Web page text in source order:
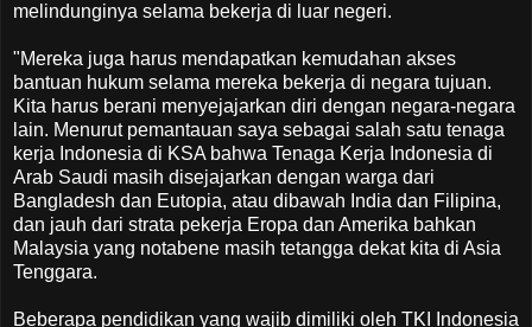
melindunginya selama bekerja di luar negeri.
"Mereka juga harus mendapatkan kemudahan akses
bantuan hukum selama mereka bekerja di negara tujuan.
Kita harus berani menyejajarkan diri dengan negara-negara
lain. Menurut pemantauan saya sebagai salah satu tenaga
kerja Indonesia di KSA bahwa Tenaga Kerja Indonesia di
Arab Saudi masih disejajarkan dengan warga dari
Bangladesh dan Eutopia, atau dibawah India dan Filipina,
dan jauh dari strata pekerja Eropa dan Amerika bahkan
Malaysia yang notabene masih tetangga dekat kita di Asia
Tenggara.
Beberapa pendidikan yang wajib dimiliki oleh TKI Indonesia